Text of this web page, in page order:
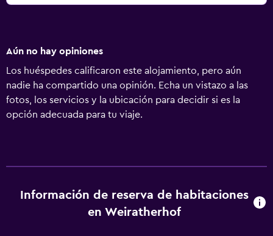
Aún no hay opiniones
Los huéspedes calificaron este alojamiento, pero aún
nadie ha compartido una opinión. Echa un vistazo a las
fotos, los servicios y la ubicación para decidir si es la
opción adecuada para tu viaje.
Información de reserva de habitaciones
en Weiratherhof